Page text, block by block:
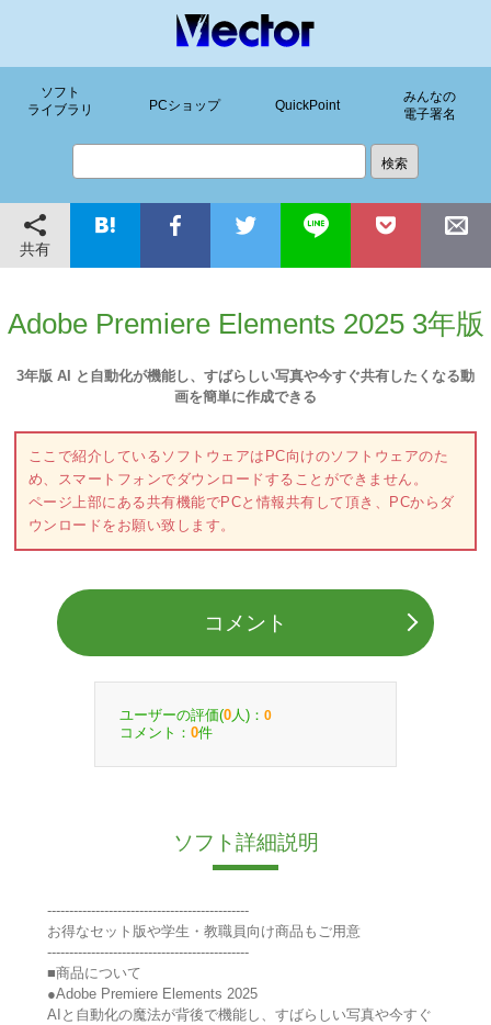
ソフト
ライブラリ
PCショップ QuickPoint
みんなの
電子署名
共有
Adobe Premiere Elements 2025 3年版
3年版 AI と自動化が機能し、すばらしい写真や今すぐ共有したくなる動
画を簡単に作成できる
ここで紹介しているソフトウェアはPC向けのソフトウェアのた
め、スマートフォンでダウンロードすることができません。
ページ上部にある共有機能でPCと情報共有して頂き、PCからダ
ウンロードをお願い致します。
コメント
ユーザーの評価(0 人)： 0
コメント： 0件
ソフト詳細説明
----------------------------------------------
お得なセット版や学生・教職員向け商品もご用意
----------------------------------------------
■商品について
●Adobe Premiere Elements 2025
AIと自動化の魔法が背後で機能し、すばらしい写真や今すぐ